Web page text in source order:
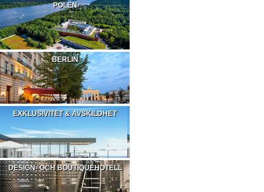
POLEN
BERLIN
EXKLUSIVITET & AVSKILDHET
DESIGN- OCH BOUTIQUEHOTELL